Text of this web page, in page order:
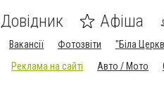
Довідник Афіша
Вакансії Фотозвіти "Біла
Реклама на сайті Авто / Мото